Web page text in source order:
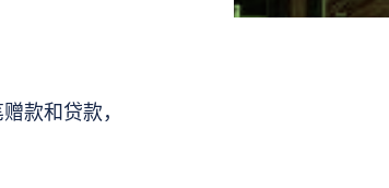
款和贷款，